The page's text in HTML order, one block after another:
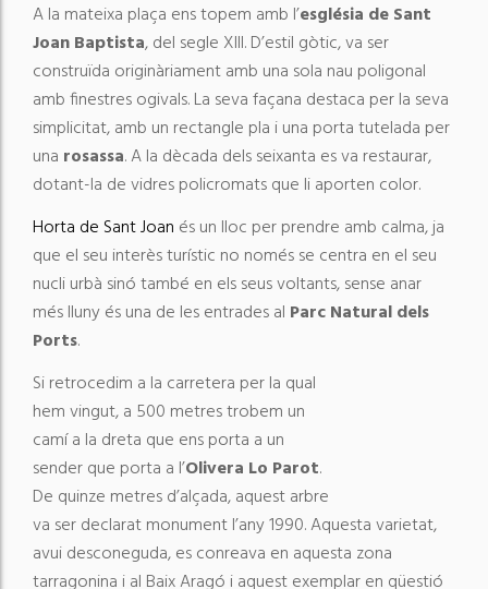
A la mateixa plaça ens topem amb l’església de Sant
Joan Baptista, del segle XIII. D’estil gòtic, va ser
construïda originàriament amb una sola nau poligonal
amb finestres ogivals. La seva façana destaca per la seva
simplicitat, amb un rectangle pla i una porta tutelada per
una rosassa. A la dècada dels seixanta es va restaurar,
dotant-la de vidres policromats que li aporten color.
Horta de Sant Joan és un lloc per prendre amb calma, ja
que el seu interès turístic no només se centra en el seu
nucli urbà sinó també en els seus voltants, sense anar
més lluny és una de les entrades al Parc Natural dels
Ports.
Si retrocedim a la carretera per la qual
hem vingut, a 500 metres trobem un
camí a la dreta que ens porta a un
sender que porta a l’Olivera Lo Parot.
De quinze metres d’alçada, aquest arbre
va ser declarat monument l’any 1990. Aquesta varietat,
avui desconeguda, es conreava en aquesta zona
tarragonina i al Baix Aragó i aquest exemplar en qüestió